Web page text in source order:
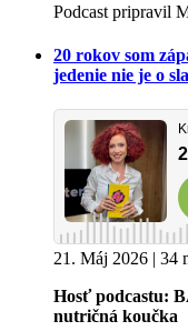
Podcast pripravil
20 rokov som
jedenie nie je o
21. Máj 2026 | 34
Hosť podcastu:
nutričná koučka